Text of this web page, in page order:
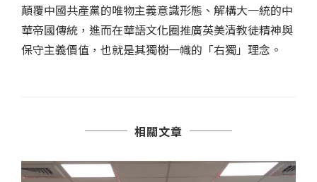
顛覆中國共產黨的唯物主義意識形態、解構大一統的中
華帝國傳統，進而在華語文化圈推廣英美清教徒精神與
保守主義價值，也就是其獨樹一幟的「右獨」理念。
相關文章